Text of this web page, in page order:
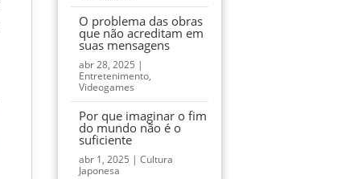
O problema das obras
que não acreditam em
suas mensagens
abr 28, 2025 |
Entretenimento,
Videogames
Por que imaginar o fim
do mundo não é o
suficiente
abr 1, 2025 |Cultura
Japonesa